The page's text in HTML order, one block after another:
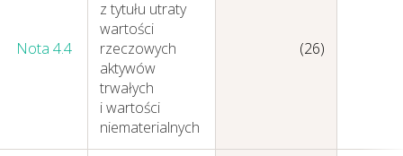
Zasady zarządzania
Nota 4.4
z tytułu utraty
wartości
rzeczowych
aktywów
trwałych
i wartości
niematerialnych
(26)